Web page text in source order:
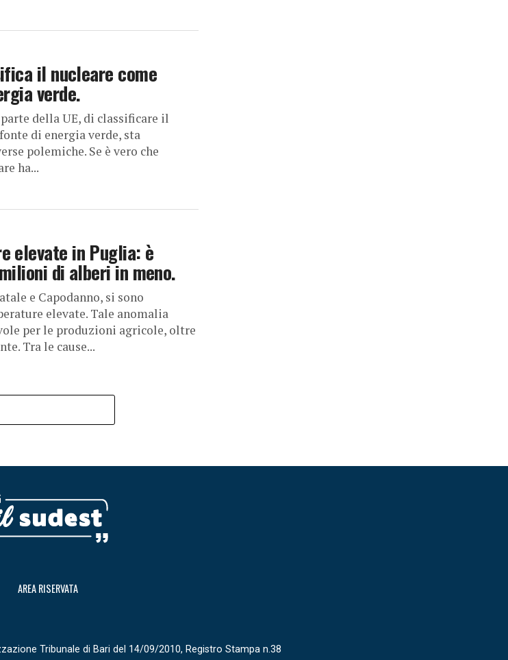
il nucleare come
verde.
della UE, di classificare il
di energia verde, sta
polemiche. Se è vero che
ha...
elevate in Puglia: è
di alberi in meno.
e Capodanno, si sono
elevate. Tale anomalia
per le produzioni agricole, oltre
Tra le cause...
AREA RISERVATA
Tribunale di Bari del 14/09/2010, Registro Stampa n.38